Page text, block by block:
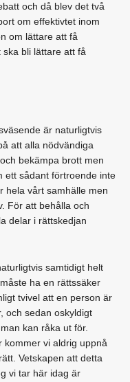
och då blev det två
om effektivtet inom
om lättare att få
bli lättare att få
är naturligtvis
att alla nödvändiga
bekämpa brott men
ett sådant förtroende inte
hela vårt samhälle men
För att behålla och
delar i rättskedjan
samtidigt helt
ha en rättssäker
tvivel att en person är
och sedan oskyldigt
kan råka ut för.
kommer vi aldrig uppnå
Vetskapen att detta
vi tar här idag är